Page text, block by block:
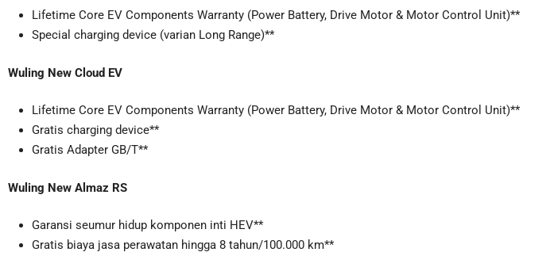
Lifetime Core EV Components Warranty (Power Battery, Drive Motor & Motor Control Unit)**
Special charging device (varian Long Range)**
Wuling New Cloud EV
Lifetime Core EV Components Warranty (Power Battery, Drive Motor & Motor Control Unit)**
Gratis charging device**
Gratis Adapter GB/T**
Wuling New Almaz RS
Garansi seumur hidup komponen inti HEV**
Gratis biaya jasa perawatan hingga 8 tahun/100.000 km**